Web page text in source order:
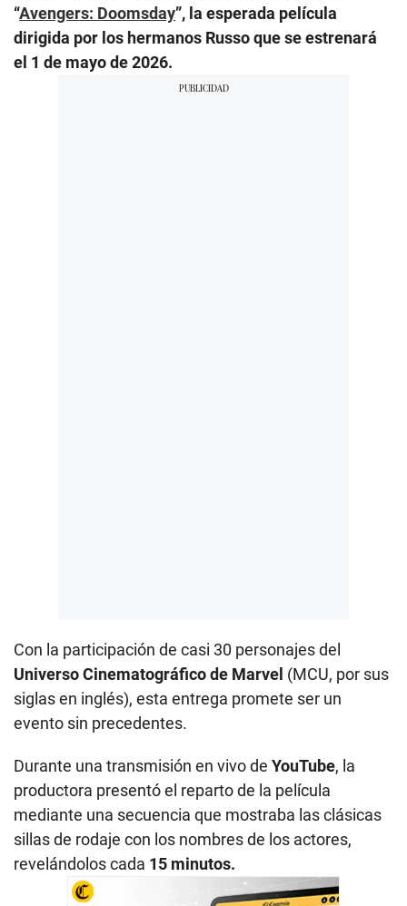
“Avengers: Doomsday”, la esperada película
dirigida por los hermanos Russo que se estrenará
el 1 de mayo de 2026.
Con la participación de casi 30 personajes del
Universo Cinematográfico de Marvel (MCU, por sus
siglas en inglés), esta entrega promete ser un
evento sin precedentes.
Durante una transmisión en vivo de YouTube, la
productora presentó el reparto de la película
mediante una secuencia que mostraba las clásicas
sillas de rodaje con los nombres de los actores,
revelándolos cada 15 minutos.